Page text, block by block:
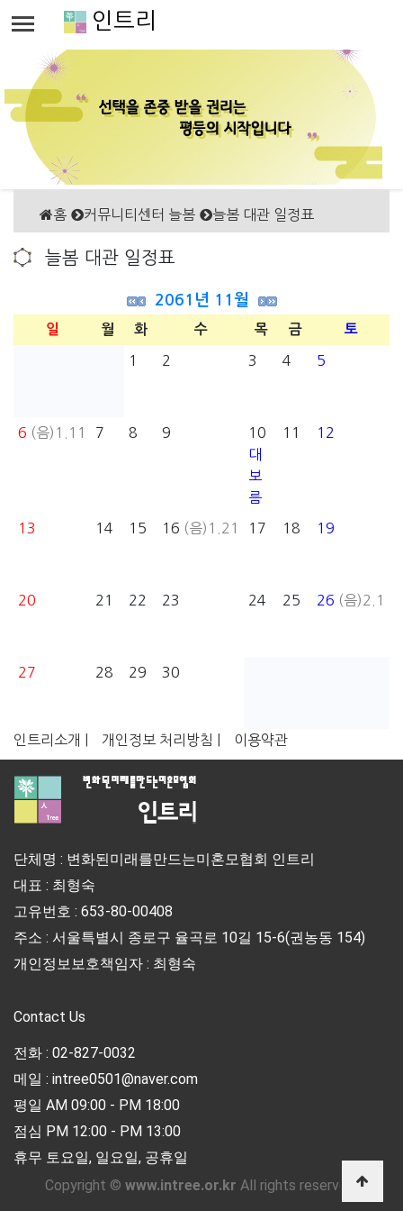
인트리
홈 커뮤니티센터 늘봄 늘봄 대관 일정표
늘봄 대관 일정표
2061년 11월
일 월 화 수 목 금 토
1 2 3 4 5
6 (음)1.11 7 8 9
10
대
보
름
11 12
13 14 15 16 (음)1.21 17 18 19
20 21 22 23 24 25 26 (음)2.1
27 28 29 30
인트리소개 | 개인정보 처리방침 | 이용약관
단체명 : 변화된미래를만드는미혼모협회 인트리
대표 : 최형숙
고유번호 : 653-80-00408
주소 : 서울특별시 종로구 율곡로 10길 15-6(권농동 154)
개인정보보호책임자 : 최형숙
Contact Us
전화 : 02-827-0032
메일 : intree0501@naver.com
평일 AM 09:00 - PM 18:00
점심 PM 12:00 - PM 13:00
휴무 토요일, 일요일, 공휴일
Copyright © www.intree.or.kr All rights reserved.